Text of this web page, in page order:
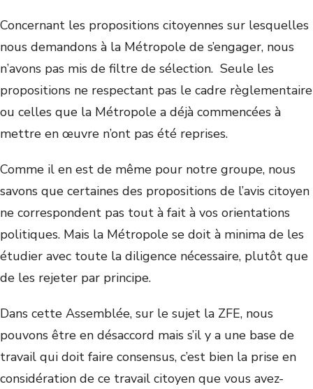
Concernant les propositions citoyennes sur lesquelles
nous demandons à la Métropole de s’engager, nous
n’avons pas mis de filtre de sélection. Seule les
propositions ne respectant pas le cadre règlementaire
ou celles que la Métropole a déjà commencées à
mettre en œuvre n’ont pas été reprises.
Comme il en est de même pour notre groupe, nous
savons que certaines des propositions de l’avis citoyen
ne correspondent pas tout à fait à vos orientations
politiques. Mais la Métropole se doit à minima de les
étudier avec toute la diligence nécessaire, plutôt que
de les rejeter par principe.
Dans cette Assemblée, sur le sujet la ZFE, nous
pouvons être en désaccord mais s’il y a une base de
travail qui doit faire consensus, c’est bien la prise en
considération de ce travail citoyen que vous avez-